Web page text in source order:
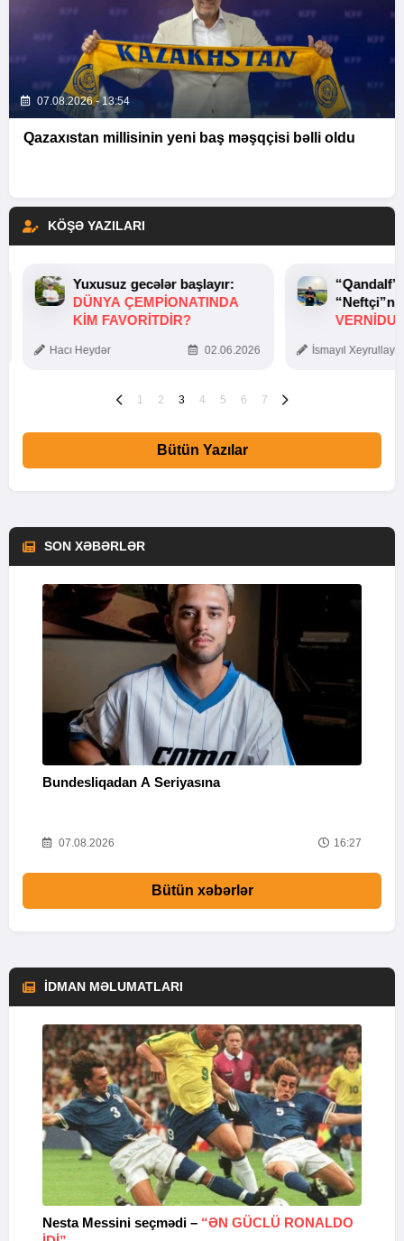
07.08.2026 - 13:54
Qazaxıstan millisinin yeni baş məşqçisi bəlli oldu
KÖŞƏ YAZILARI
Yuxusuz gecələr başlayır:
DÜNYA ÇEMPIONATINDA
KIM FAVORITDIR?
Hacı Heydər 02.06.2026 İsmayıl
1 2 3 4 5 6 7
Bütün Yazılar
SON XƏBƏRLƏR
Bundesliqadan A Seriyasına
07.08.2026 16:27
Bütün xəbərlər
İDMAN MƏLUMATLARI
Nesta Messini seçmədi – “ƏN GÜCLÜ RONALDO